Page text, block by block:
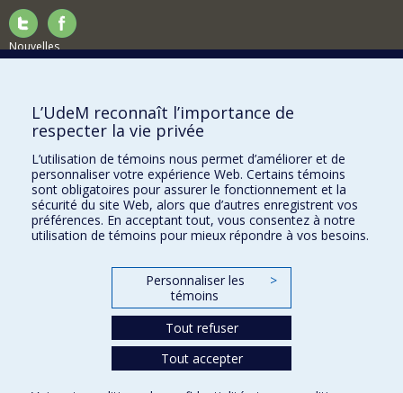
Nouvelles
Comment soutenir le Département?
BESOIN D'AIDE?
Plan du site
Signaler une erreur
Accessibilité
FACULTÉ DES ARTS ET DES SCIENCES
Nos départements et écoles
L’UdeM reconnaît l’importance de
respecter la vie privée
L’utilisation de témoins nous permet d’améliorer et de
personnaliser votre expérience Web. Certains témoins
sont obligatoires pour assurer le fonctionnement et la
sécurité du site Web, alors que d’autres enregistrent vos
préférences. En acceptant tout, vous consentez à notre
utilisation de témoins pour mieux répondre à vos besoins.
Personnaliser les
témoins
>
Tout refuser
Tout accepter